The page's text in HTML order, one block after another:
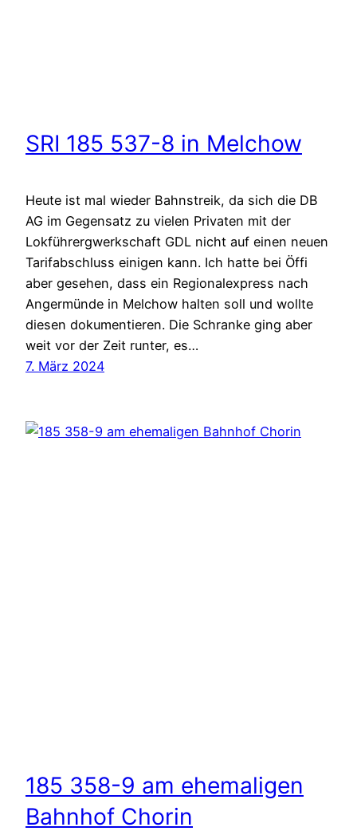
SRI 185 537-8 in Melchow
Heute ist mal wieder Bahnstreik, da sich die DB
AG im Gegensatz zu vielen Privaten mit der
Lokführergwerkschaft GDL nicht auf einen neuen
Tarifabschluss einigen kann. Ich hatte bei Öffi
aber gesehen, dass ein Regionalexpress nach
Angermünde in Melchow halten soll und wollte
diesen dokumentieren. Die Schranke ging aber
weit vor der Zeit runter, es…
7. März 2024
185 358-9 am ehemaligen
Bahnhof Chorin